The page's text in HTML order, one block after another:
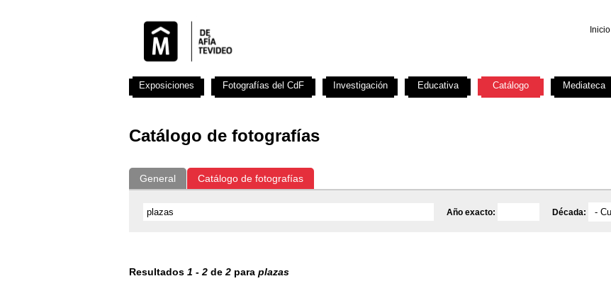
Inicio
Catálogo de fotografías
General Catálogo de fotografías
Año exacto: Década:
Resultados 1 - 2 de 2 para plazas
Exposiciones Fotografías del CdF Investigación Educativa Catálogo Mediateca